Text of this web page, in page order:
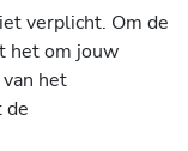
verplicht. Om de
het om jouw
het
de